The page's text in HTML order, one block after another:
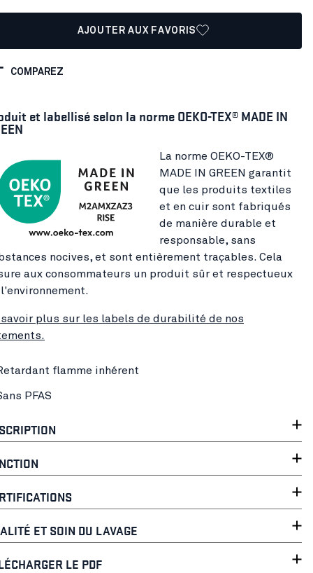
AJOUTER AUX FAVORIS
COMPAREZ
et labellisé selon la norme OEKO-TEX® MADE IN
La norme OEKO-TEX®
MADE IN GREEN garantit
que les produits textiles
et en cuir sont fabriqués
de manière durable et
responsable, sans
nocives, et sont entièrement traçables. Cela
aux consommateurs un produit sûr et respectueux
savoir plus sur les labels de durabilité de nos
flamme inhérent
PFAS
ET SOIN DU LAVAGE
LE PDF